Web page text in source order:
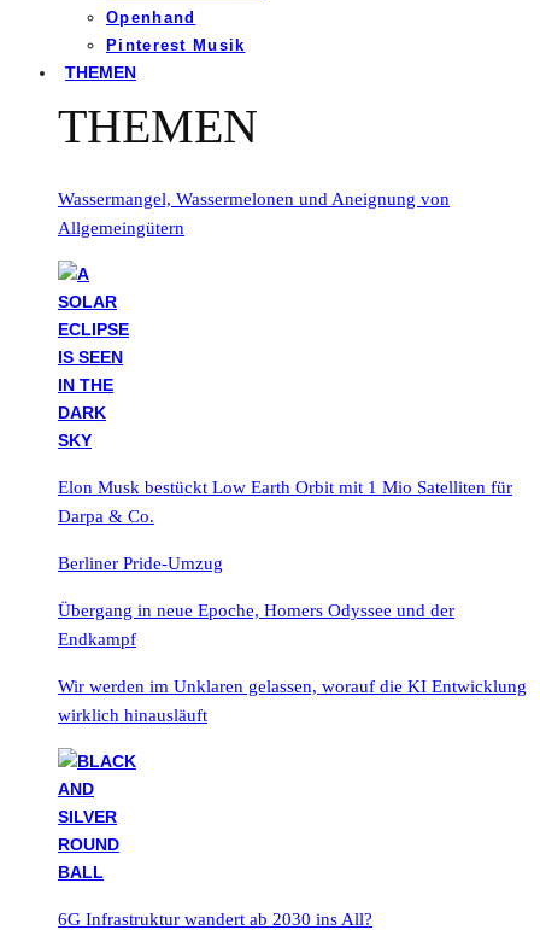
Openhand
Pinterest Musik
THEMEN
THEMEN
Wassermangel, Wassermelonen und Aneignung von
Allgemeingütern
Elon Musk bestückt Low Earth Orbit mit 1 Mio Satelliten für
Darpa & Co.
Berliner Pride-Umzug
Übergang in neue Epoche, Homers Odyssee und der
Endkampf
Wir werden im Unklaren gelassen, worauf die KI Entwicklung
wirklich hinausläuft
6G Infrastruktur wandert ab 2030 ins All?